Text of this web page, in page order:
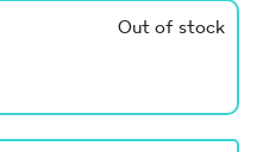
Out of stock